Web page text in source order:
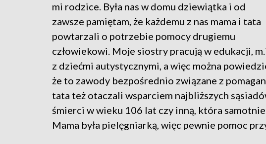
mi rodzice. Była nas w domu dziewiątka i od
zawsze pamiętam, że każdemu z nas mama i tata
powtarzali o potrzebie pomocy drugiemu
człowiekowi. Moje siostry pracują w edukacji,
z dziećmi autystycznymi, a więc można
że to zawody bezpośrednio związane z
tata też otaczali wsparciem najbliższych
śmierci w wieku 106 lat czy inną, która
Mama była pielęgniarką, więc pewnie pomoc